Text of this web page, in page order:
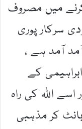
میں مصروف
سرکار پوری
آمد ہے ،
کے
اللہ کی راہ
کر مذہبی